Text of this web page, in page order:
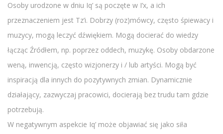
Osoby urodzone w dniu Iq’ są poczęte w I’x, a ich
przeznaczeniem jest Tz’i. Dobrzy (roz)mówcy, często śpiewacy i
muzycy, mogą leczyć dźwiękiem. Mogą docierać do wiedzy
łącząc Źródłem, np. poprzez oddech, muzykę. Osoby obdarzone
weną, inwencją, często wizjonerzy i / lub artyści. Mogą być
inspiracją dla innych do pozytywnych zmian. Dynamicznie
działający, zazwyczaj pracowici, docierają bez trudu tam gdzie
potrzebują.
W negatywnym aspekcie Iq’ może objawiać się jako siła